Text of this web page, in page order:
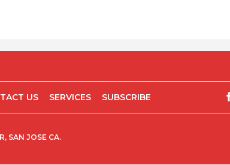
US SERVICES SUBSCRIBE
SAN JOSE CA.